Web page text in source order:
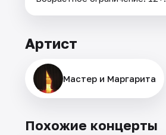
Артист
Мастер и Маргарита
Похожие концерты